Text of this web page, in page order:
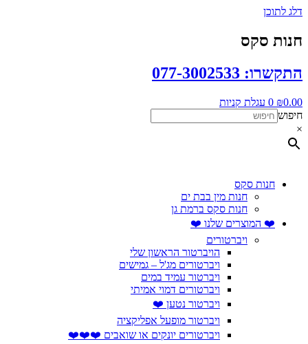
דלג לתוכן
חנות סקס
התקשרו: 077-3002533
₪0.00
0 עגלת קניות
חיפוש
×
חנות סקס
חנות מין בבת ים
חנות סקס ברמת גן
❤️ המוצרים שלנו ❤️
ויברטורים
הויברטור הראשון שלי
ויברטורים מג'ל – גמישים
ויברטור עמיד במים
ויברטורים דמוי אמיתי
ויברטור נטען ❤️
ויברטור מופעל אפליקציה
ויברטורים יונקים או שואבים ❤️❤️❤️